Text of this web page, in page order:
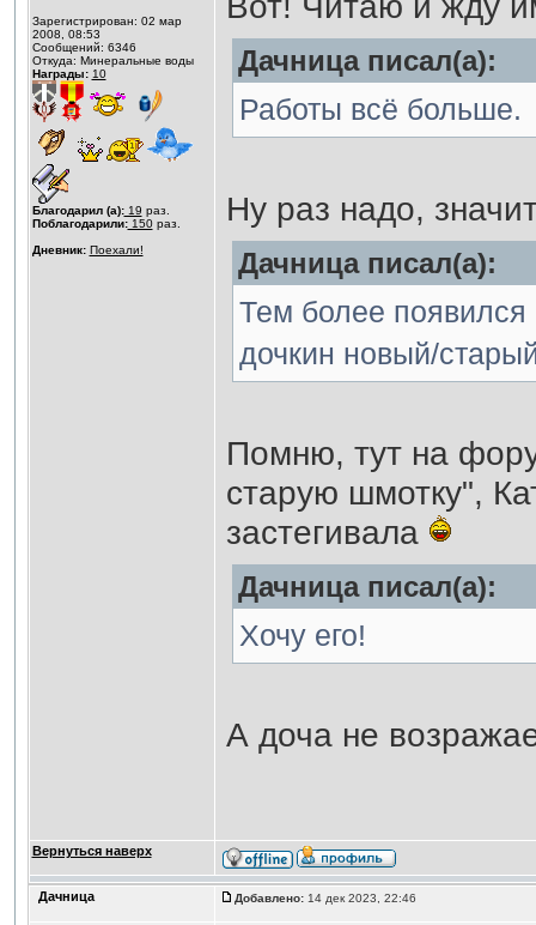
Зарегистрирован: 02 мар
2008, 08:53
Сообщений: 6346
Откуда: Минеральные воды
Награды: 10
Благодарил (а):19 раз.
Поблагодарили:150раз.
Дневник: Поехали!
Дачница писал(а):
Работы всё больше.
Ну раз надо,
Дачница писал(а):
Тем более появился
дочкин новый/
Помню, тут на
старую шмотку",
застегивала
Дачница писал(а):
Хочу его!
А доча не
Вернуться наверх
Дачница Добавлено:14 дек 2023, 22:46